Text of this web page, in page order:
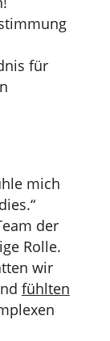
für
mich
der
Rolle.
wir
fühlten